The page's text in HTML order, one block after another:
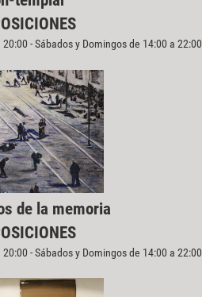
- Sábados y Domingos de 14:00 a 22:00
de la memoria
- Sábados y Domingos de 14:00 a 22:00